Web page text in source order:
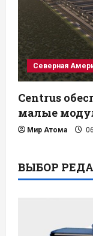
Северная
Centrus
малые
Мир Атома
ВЫБОР